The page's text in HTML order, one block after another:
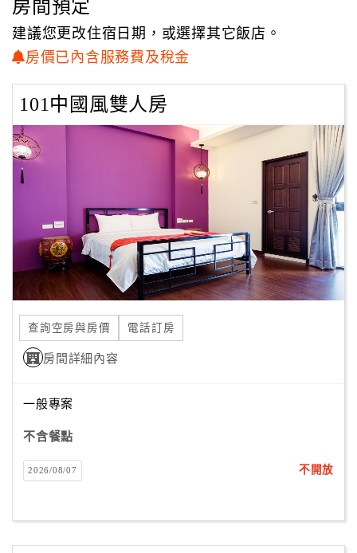
圖
顧
務
顧
客
度
訂
單
管
理
員
戶
客
服
房間預定
建議您更改住宿日期，或選擇其它飯店。
房價已內含服務費及稅金
101中國風雙人房
查詢空房與房價 電話訂房
房間詳細內容
一般專案
不含餐點
2026/08/07 不開放